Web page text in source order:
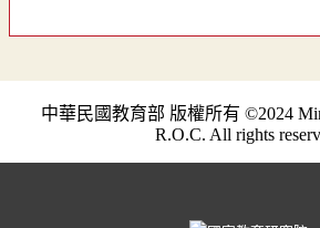
中華民國教育部 版權所有 ©2024
R.O.C. All rights